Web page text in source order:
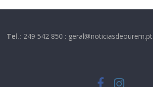
Tel.: 249 542 850 : geral@noticiasdeourem.pt